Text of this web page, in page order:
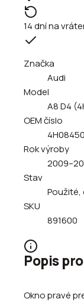
14 dní na
Značka
Audi
Model
A8 D4
OEM číslo
Rok výroby
Stav
Použité,
SKU
891600
Popis
Okno pravé